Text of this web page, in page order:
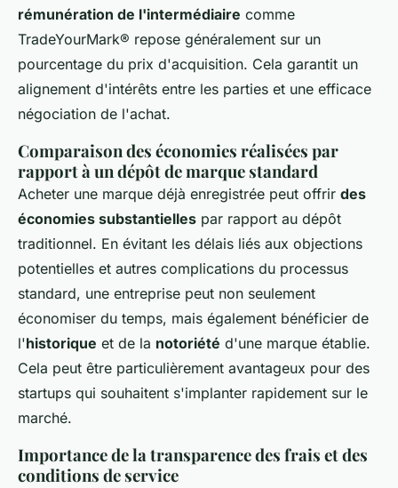
rémunération de l'intermédiaire comme
TradeYourMark® repose généralement sur un
pourcentage du prix d'acquisition. Cela garantit un
alignement d'intérêts entre les parties et une efficace
négociation de l'achat.
Comparaison des économies réalisées par
rapport à un dépôt de marque standard
Acheter une marque déjà enregistrée peut offrir des
économies substantielles par rapport au dépôt
traditionnel. En évitant les délais liés aux objections
potentielles et autres complications du processus
standard, une entreprise peut non seulement
économiser du temps, mais également bénéficier de
l'historique et de la notoriété d'une marque établie.
Cela peut être particulièrement avantageux pour des
startups qui souhaitent s'implanter rapidement sur le
marché.
Importance de la transparence des frais et des
conditions de service